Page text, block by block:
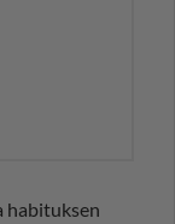
habituksen